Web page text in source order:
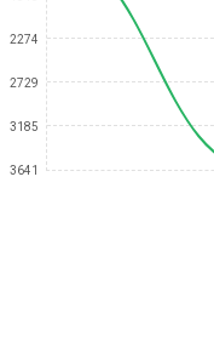
2274
2729
3185
3641